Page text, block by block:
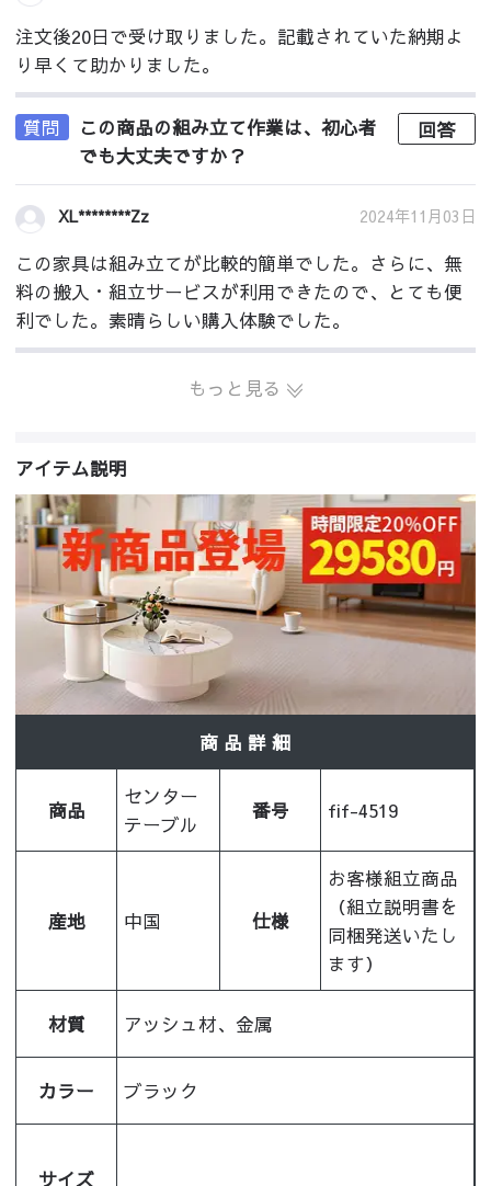
注文後20日で受け取りました。記載されていた納期よ
り早くて助かりました。
質問
この商品の組み立て作業は、初心者
でも大丈夫ですか？
回答
XL********Zz 2024年11月03日
この家具は組み立てが比較的簡単でした。さらに、無
料の搬入・組立サービスが利用できたので、とても便
利でした。素晴らしい購入体験でした。
もっと見る
アイテム説明
商 品 詳 細
商品
センター
テーブル
番号 fif-4519
産地 中国 仕様
お客様組立商品
（組立説明書を
同梱発送いたし
ます）
材質 アッシュ材、金属
カラー ブラック
サイズ